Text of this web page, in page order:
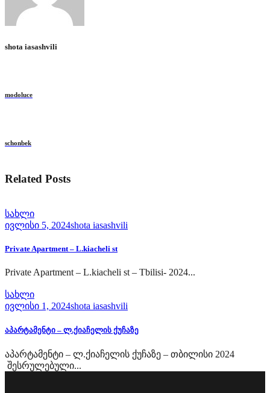
shota iasashvili
modoluce
schonbek
Related Posts
სახლი
ივლისი 5, 2024shota iasashvili
Private Apartment – L.kiacheli st
Private Apartment – L.kiacheli st – Tbilisi- 2024...
სახლი
ივლისი 1, 2024shota iasashvili
აპარტამენტი – ლ.ქიაჩელის ქუჩაზე
აპარტამენტი – ლ.ქიაჩელის ქუჩაზე – თბილისი 2024
შესრულებული...